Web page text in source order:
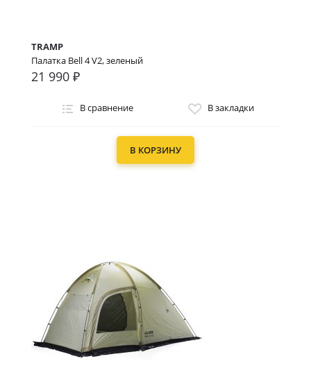
TRAMP
Палатка Bell 4 V2, зеленый
21 990 ₽
В сравнение В закладки
В КОРЗИНУ